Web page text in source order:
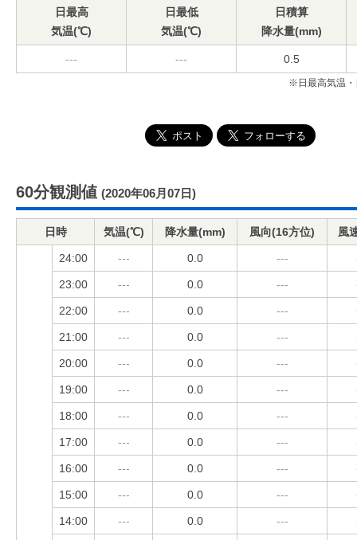
日最高
気温(℃)
日最低
気温(℃)
日積算
降水量(mm)
--- --- 0.5
※日最高気温・
60分観測値 (2020年06月07日)
日時 気温(℃) 降水量(mm) 風向(16方位) 風
24:00 --- 0.0 ---
23:00 --- 0.0 ---
22:00 --- 0.0 ---
21:00 --- 0.0 ---
20:00 --- 0.0 ---
19:00 --- 0.0 ---
18:00 --- 0.0 ---
17:00 --- 0.0 ---
16:00 --- 0.0 ---
15:00 --- 0.0 ---
14:00 --- 0.0 ---